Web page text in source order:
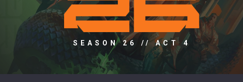
SEASON 26 // ACT 4